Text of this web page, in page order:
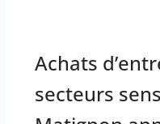
Achats
secteurs